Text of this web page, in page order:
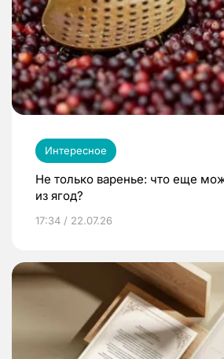
Интересное
Не только варенье: что еще
из ягод?
17:34 / 22.07.26